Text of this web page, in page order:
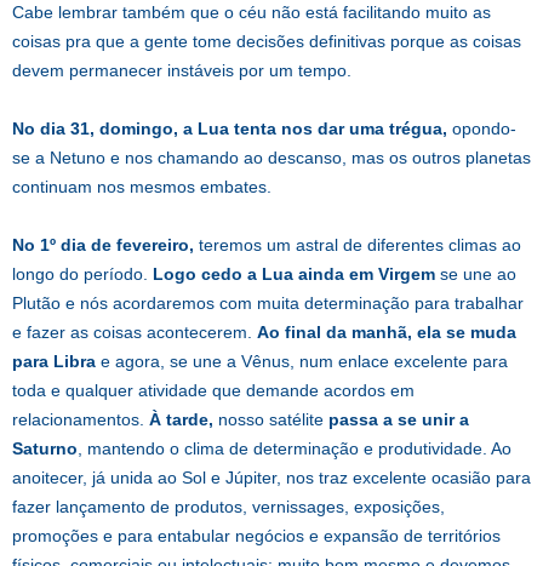
Cabe lembrar também que o céu não está facilitando muito as
coisas pra que a gente tome decisões definitivas porque as coisas
devem permanecer instáveis por um tempo.
No dia 31, domingo, a Lua tenta nos dar uma trégua, opondo-
se a Netuno e nos chamando ao descanso, mas os outros planetas
continuam nos mesmos embates.
No 1º dia de fevereiro, teremos um astral de diferentes climas ao
longo do período. Logo cedo a Lua ainda em Virgem se une ao
Plutão e nós acordaremos com muita determinação para trabalhar
e fazer as coisas acontecerem. Ao final da manhã, ela se muda
para Libra e agora, se une a Vênus, num enlace excelente para
toda e qualquer atividade que demande acordos em
relacionamentos. À tarde, nosso satélite passa a se unir a
Saturno , mantendo o clima de determinação e produtividade. Ao
anoitecer, já unida ao Sol e Júpiter, nos traz excelente ocasião para
fazer lançamento de produtos, vernissages, exposições,
promoções e para entabular negócios e expansão de territórios